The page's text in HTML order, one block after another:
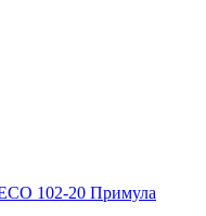
102-20 Примула